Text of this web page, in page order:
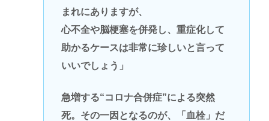
まれにありますが、
心不全や脳梗塞を併発し、重症化して
助かるケースは非常に珍しいと言って
いいでしょう」
急増する“コロナ合併症”による突然
死。その一因となるのが、「血栓」だ